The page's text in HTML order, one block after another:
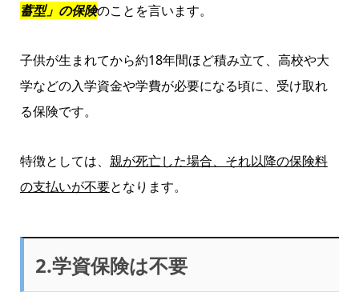
蓄型」の保険のことを言います。
子供が生まれてから約18年間ほど積み立て、高校や大
学などの入学資金や学費が必要になる頃に、受け取れ
る保険です。
特徴としては、 親が死亡した場合、それ以降の保険料
の支払いが不要となります。
2.学資保険は不要